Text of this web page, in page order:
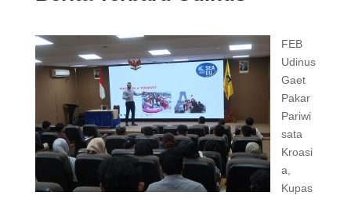
FEB
Udinus
Gaet
Pakar
Pariwi
sata
Kroasi
a,
Kupas